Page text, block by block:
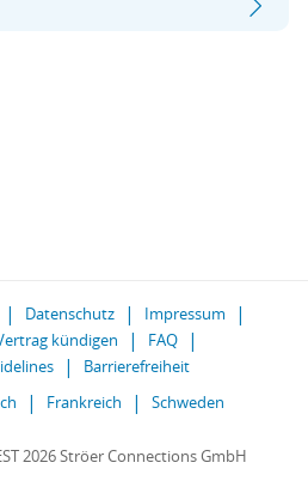
Datenschutz
Impressum
kündigen
FAQ
Barrierefreiheit
Frankreich Schweden
2026 Ströer Connections GmbH